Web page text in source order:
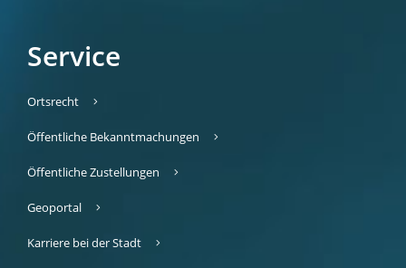
Service
Ortsrecht
Öffentliche Bekanntmachungen
Öffentliche Zustellungen
Geoportal
Karriere bei der Stadt